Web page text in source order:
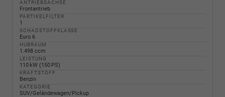
ANTRIEBSACHSE
Frontantrieb
PARTIKELFILTER
1
SCHADSTOFFKLASSE
Euro 6
HUBRAUM
1.498 ccm
LEISTUNG
110 kW (150 PS)
KRAFTSTOFF
Benzin
KATEGORIE
SUV/Geländewagen/Pickup